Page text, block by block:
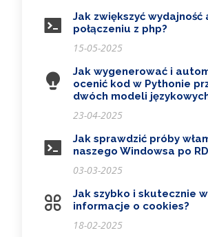
Jak zwiększyć wydajność
połączeniu z php?
15-05-2025
Jak wygenerować i
ocenić kod w Pythonie
dwóch modeli
23-04-2025
Jak sprawdzić próby
naszego Windowsa po
03-03-2025
Jak szybko i skutecznie
informacje o cookies?
18-02-2025